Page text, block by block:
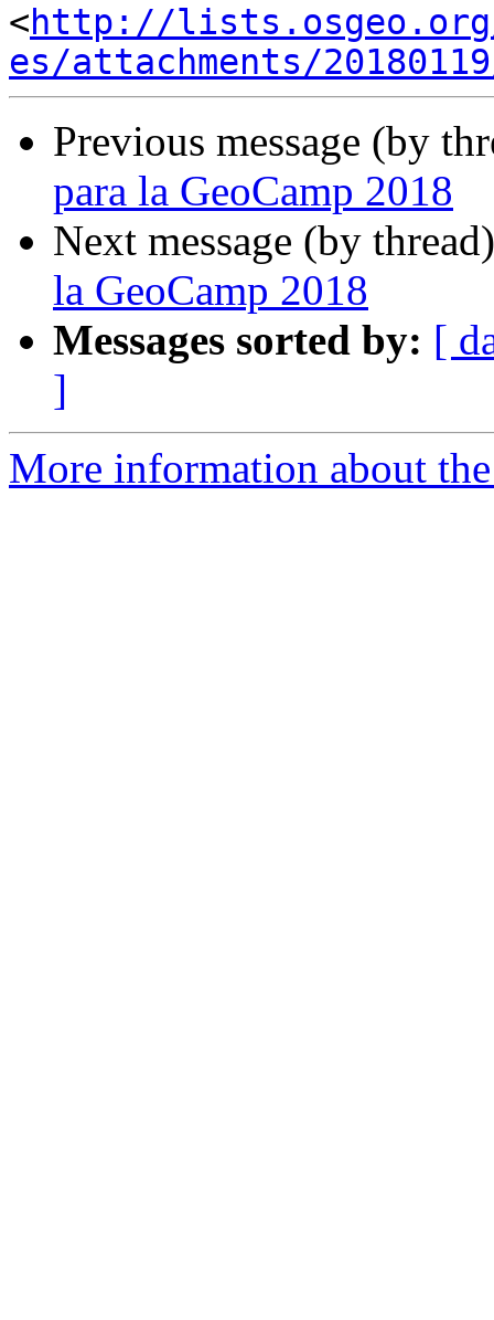
<http://
es/attachments/
Previous message (by
para la GeoCamp 2018
Next message (by
la GeoCamp 2018
Messages sorted by: [
]
More information about